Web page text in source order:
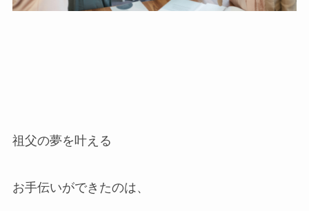
祖父の夢を叶える
お手伝いができたのは、